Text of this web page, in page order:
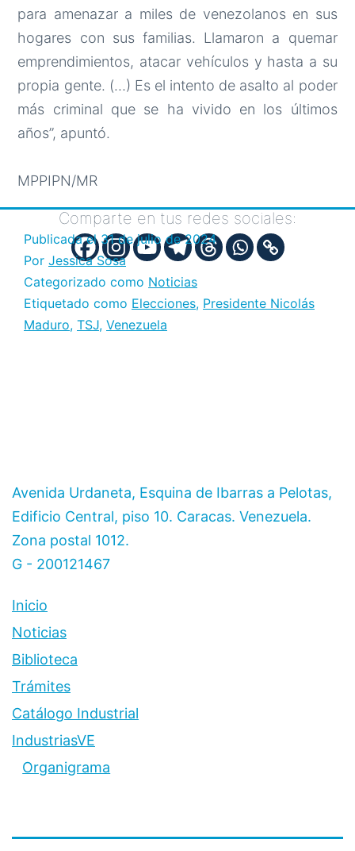
para amenazar a miles de venezolanos en sus
hogares con sus familias. Llamaron a quemar
emprendimientos, atacar vehículos y hasta a su
propia gente. (…) Es el intento de asalto al poder
más criminal que se ha vivido en los últimos
años”, apuntó.
MPPIPN/MR
Comparte en tus redes sociales:
Publicada el31 de julio de 2024
Por Jessica Sosa
Categorizado como Noticias
Etiquetado como Elecciones, Presidente Nicolás
Maduro, TSJ, Venezuela
Avenida Urdaneta, Esquina de Ibarras a Pelotas,
Edificio Central, piso 10. Caracas. Venezuela.
Zona postal 1012.
G - 200121467
Inicio
Noticias
Biblioteca
Trámites
Catálogo Industrial
IndustriasVE
Organigrama